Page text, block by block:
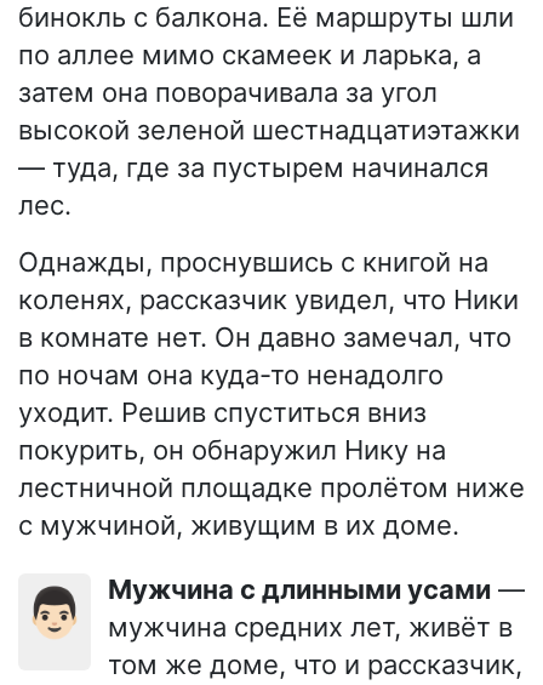
бинокль с балкона. Её маршруты шли
по аллее мимо скамеек и ларька, а
затем она поворачивала за угол
высокой зеленой шестнадцатиэтажки
— туда, где за пустырем начинался
лес.
Однажды, проснувшись с книгой на
коленях, рассказчик увидел, что Ники
в комнате нет. Он давно замечал, что
по ночам она куда-то ненадолго
уходит. Решив спуститься вниз
покурить, он обнаружил Нику на
лестничной площадке пролётом ниже
с мужчиной, живущим в их доме.
👨🏻 Мужчина с длинными усами —
мужчина средних лет, живёт в
том же доме, что и рассказчик,